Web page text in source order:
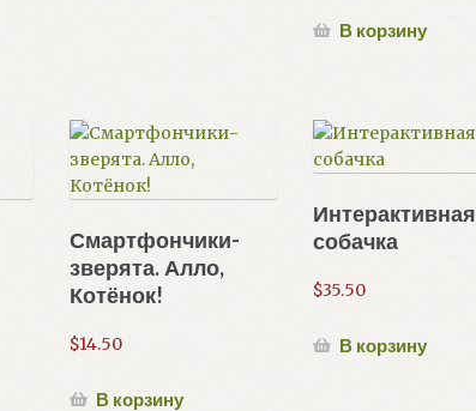
В корзину
Смартфончики-
зверята. Алло,
Котёнок!
$14.50
В корзину
Интерактивная
собачка
$35.50
В корзину